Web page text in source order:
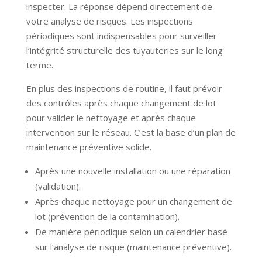
inspecter. La réponse dépend directement de
votre analyse de risques. Les inspections
périodiques sont indispensables pour surveiller
l’intégrité structurelle des tuyauteries sur le long
terme.
En plus des inspections de routine, il faut prévoir
des contrôles après chaque changement de lot
pour valider le nettoyage et après chaque
intervention sur le réseau. C’est la base d’un plan de
maintenance préventive solide.
Après une nouvelle installation ou une réparation
(validation).
Après chaque nettoyage pour un changement de
lot (prévention de la contamination).
De manière périodique selon un calendrier basé
sur l’analyse de risque (maintenance préventive).